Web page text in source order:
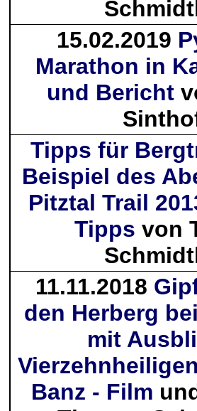
15.02.2019
Marathon in
und Bericht
Tipps für
Beispiel des
Pitztal Trail
Tipps von
11.11.2018
den Herberg
mit
Banz - Film